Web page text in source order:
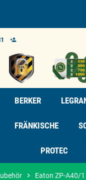
person_add_alt_1
BERKER
FRÄNKISCHE
PROTEC
chevron_right Eaton ZP-A40/